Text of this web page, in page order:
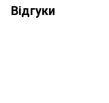
Відгуки